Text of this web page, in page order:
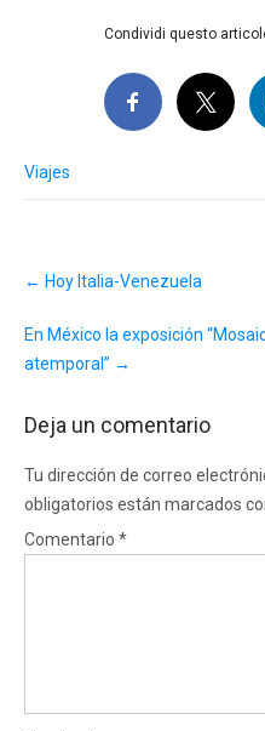
Condividi questo
Viajes
navigation
← Hoy Italia-Venezuela
En México la exposición
atemporal” →
Deja un comentario
Tu dirección de correo
obligatorios están marcados
Comentario *